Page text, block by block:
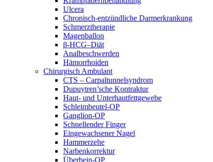
Ulcera
Chronisch-entzündliche Darmerkrankung
Schmerztherapie
Magenballon
β-HCG–Diät
Analbeschwerden
Hämorrhoiden
Chirurgisch Ambulant
CTS – Carpaltunnelsyndrom
Dupuytren’sche Kontraktur
Haut- und Unterhautfettgewebe
Schleimbeutel-OP
Ganglion-OP
Schnellender Finger
Eingewachsener Nagel
Hammerzehe
Narbenkorrektur
Überbein-OP